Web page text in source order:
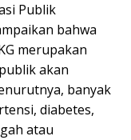
Publik
bahwa
merupakan
akan
banyak
diabetes,
atau